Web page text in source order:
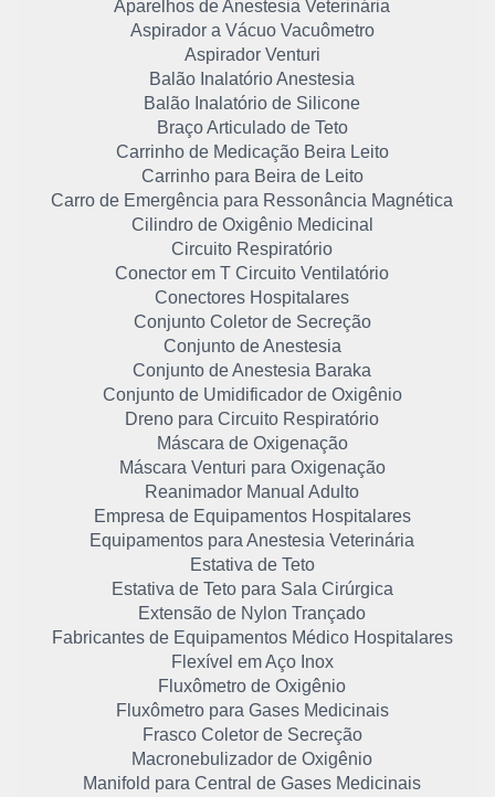
Aparelhos de Anestesia Veterinária
Aspirador a Vácuo Vacuômetro
Aspirador Venturi
Balão Inalatório Anestesia
Balão Inalatório de Silicone
Braço Articulado de Teto
Carrinho de Medicação Beira Leito
Carrinho para Beira de Leito
Carro de Emergência para Ressonância Magnética
Cilindro de Oxigênio Medicinal
Circuito Respiratório
Conector em T Circuito Ventilatório
Conectores Hospitalares
Conjunto Coletor de Secreção
Conjunto de Anestesia
Conjunto de Anestesia Baraka
Conjunto de Umidificador de Oxigênio
Dreno para Circuito Respiratório
Máscara de Oxigenação
Máscara Venturi para Oxigenação
Reanimador Manual Adulto
Empresa de Equipamentos Hospitalares
Equipamentos para Anestesia Veterinária
Estativa de Teto
Estativa de Teto para Sala Cirúrgica
Extensão de Nylon Trançado
Fabricantes de Equipamentos Médico Hospitalares
Flexível em Aço Inox
Fluxômetro de Oxigênio
Fluxômetro para Gases Medicinais
Frasco Coletor de Secreção
Macronebulizador de Oxigênio
Manifold para Central de Gases Medicinais